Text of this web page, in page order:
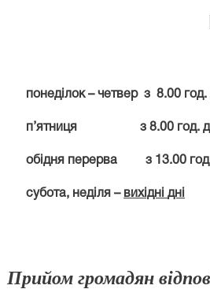
понеділок – четвер з 8.00
п’ятниця з 8.00 год. до
обідня перерва з 13.00 год.
неділя – вихіднідні
Прийом громадян